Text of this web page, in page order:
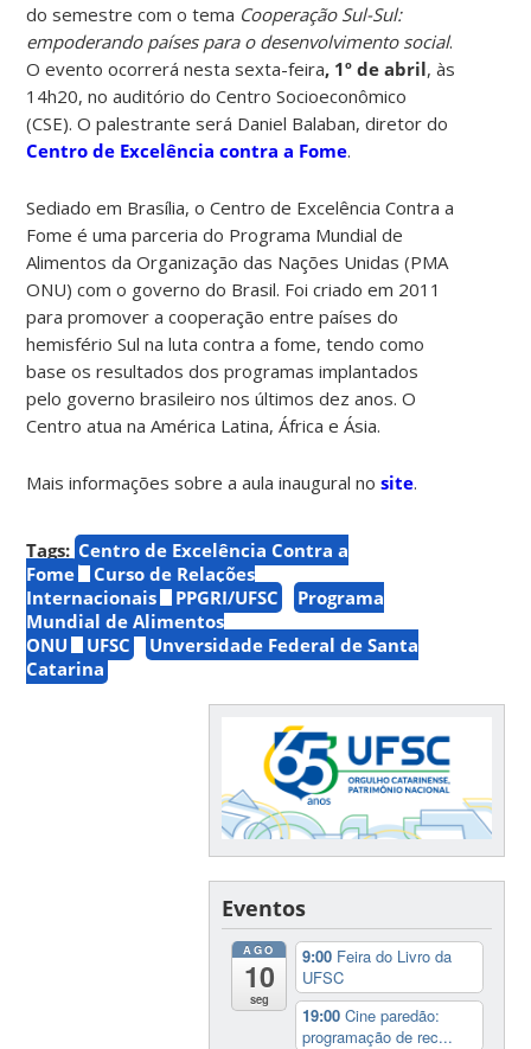
do semestre com o tema Cooperação Sul-Sul:
empoderando países para o desenvolvimento social.
O evento ocorrerá nesta sexta-feira, 1º de abril, às
14h20, no auditório do Centro Socioeconômico
(CSE). O palestrante será Daniel Balaban, diretor do
Centro de Excelência contra a Fome.
Sediado em Brasília, o Centro de Excelência Contra a
Fome é uma parceria do Programa Mundial de
Alimentos da Organização das Nações Unidas (PMA
ONU) com o governo do Brasil. Foi criado em 2011
para promover a cooperação entre países do
hemisfério Sul na luta contra a fome, tendo como
base os resultados dos programas implantados
pelo governo brasileiro nos últimos dez anos. O
Centro atua na América Latina, África e Ásia.
Mais informações sobre a aula inaugural nosite.
Tags: Centro de Excelência Contra a
Fome
Curso de Relações
Internacionais
PPGRI/UFSC
Programa
Mundial de Alimentos
ONU
UFSC
Unversidade Federal de Santa
Catarina
Eventos
AGO
10
seg
9:00 Feira do Livro da
UFSC
19:00Cine paredão:
programação de rec...